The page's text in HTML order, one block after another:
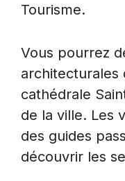
Tourisme.
Vous pourrez
architecturales
cathédrale
de la ville. Les
des guides
découvrir les